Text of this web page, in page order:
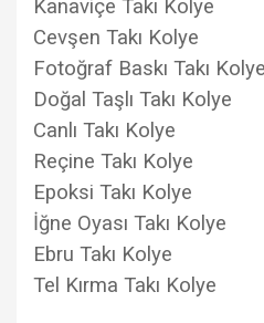
Kanaviçe Takı Kolye
Cevşen Takı Kolye
Fotoğraf Baskı Takı Kolye
Doğal Taşlı Takı Kolye
Canlı Takı Kolye
Reçine Takı Kolye
Epoksi Takı Kolye
İğne Oyası Takı Kolye
Ebru Takı Kolye
Tel Kırma Takı Kolye